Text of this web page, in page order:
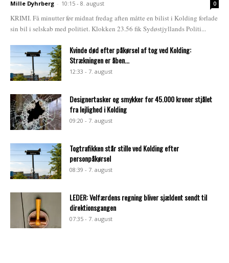
Mille Dyhrberg - 10:15 - 8. august 0
KRIMI. Få minutter før midnat fredag aften måtte en bilist i Kolding forlade
sin bil i selskab med politiet. Klokken 23.56 fik Sydøstjyllands Politi...
Kvinde død efter påkørsel af tog ved Kolding:
Strækningen er åben...
12:33 - 7. august
Designertasker og smykker for 45.000 kroner stjålet
fra lejlighed i Kolding
09:20 - 7. august
Togtrafikken står stille ved Kolding efter
personpåkørsel
08:39 - 7. august
LEDER: Velfærdens regning bliver sjældent sendt til
direktionsgangen
07:35 - 7. august